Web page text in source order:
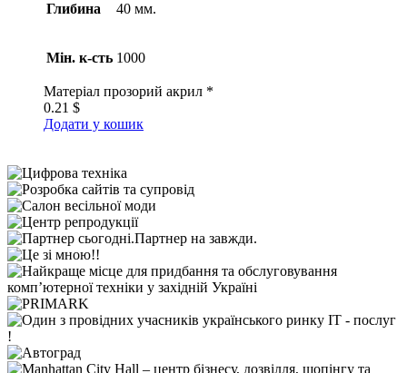
Глибина 40 мм.
Мін. к-сть 1000
Матеріал прозорий акрил *
0.21 $
Додати у кошик